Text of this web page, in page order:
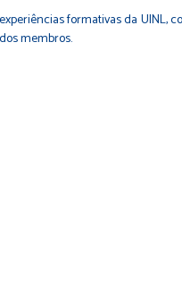
formativas da UINL,
membros.